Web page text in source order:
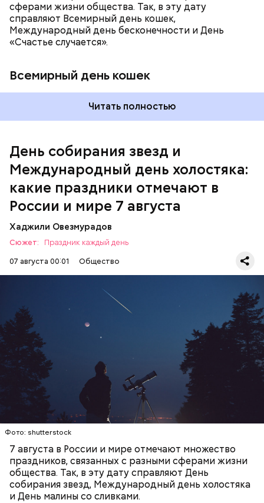
сферами жизни общества. Так, в эту дату
справляют Всемирный день кошек,
Международный день бесконечности и День
«Счастье случается».
Всемирный день кошек
Читать полностью
День собирания звезд и
Международный день холостяка:
какие праздники отмечают в
России и мире 7 августа
Хаджили Овезмурадов
Сюжет:
Праздник каждый день
07 августа 00:01
Общество
Фото: shutterstock
7 августа в России и мире отмечают множество
праздников, связанных с разными сферами жизни
общества. Так, в эту дату справляют День
собирания звезд, Международный день холостяка
и День малины со сливками.
День собирания звезд учрежден в честь
метеорного потока Персеиды, который ежегодно
можно наблюдать в августе. Все любители
смотреть на звездопад 7 августа выезжают за
город — в местность, где нет светового
загрязнения и где можно невооруженным глазом
наблюдать за падающими звездами.
Международный день холостяка
ЕДА ПРАЗДНИКИ
СЛАДОСТИ